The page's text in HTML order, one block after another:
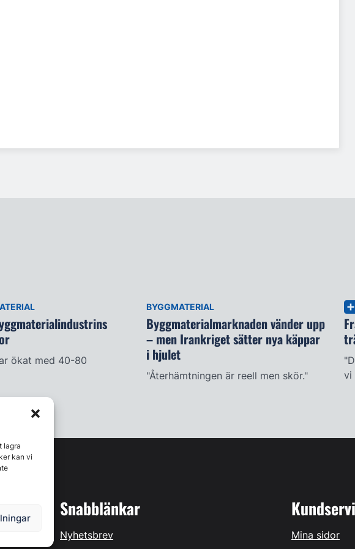
lagra
kan vi
ökat med 40-80
BYGGMATERIAL
Byggmaterialmarknaden vänder upp
– men Irankriget sätter nya käppar
i hjulet
"Återhämtningen är reell men skör."
vi
Snabblänkar
Nyhetsbrev Mina sidor